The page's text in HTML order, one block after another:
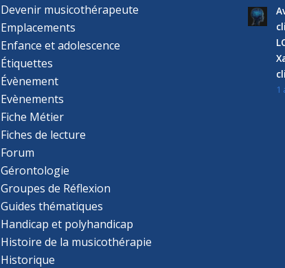
Devenir musicothérapeute
Emplacements
Enfance et adolescence
Étiquettes
Évènement
Evènements
Fiche Métier
Fiches de lecture
Forum
Gérontologie
Groupes de Réflexion
Guides thématiques
Handicap et polyhandicap
Histoire de la musicothérapie
Historique
1